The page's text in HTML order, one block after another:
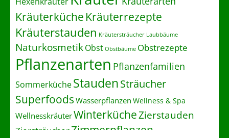
Kräuterküche Kräuterrezepte
Kräuterstauden Kräutersträucher Laubbäume
NaturkosmetikObst Obstbäume Obstrezepte
Pflanzenarten Pflanzenfamilien
SommerkücheStaudenSträucher
Superfoods Wasserpflanzen Wellness & Spa
WellnesskräuterWinterkücheZierstauden
ZiersträucherZimmerpflanzen